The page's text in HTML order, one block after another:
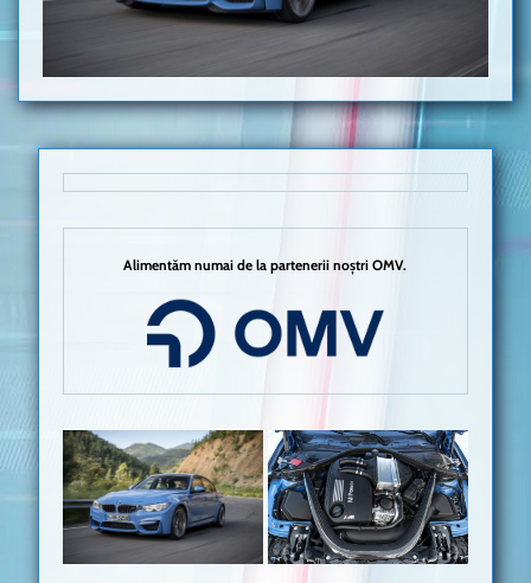
Alimentăm numai de la partenerii noștri OMV.